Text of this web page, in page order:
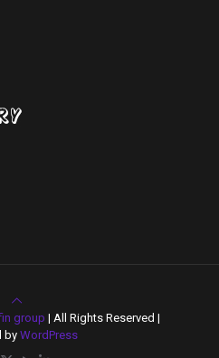
group | All Rights Reserved |
byWordPress